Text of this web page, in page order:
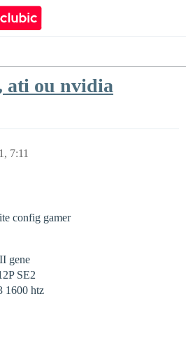
ati ou nvidia
7:11
config gamer
gene
SE2
1600 htz